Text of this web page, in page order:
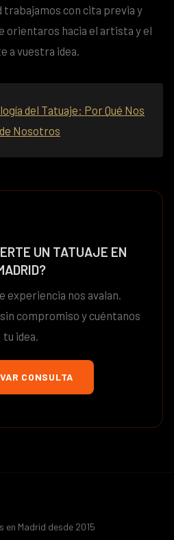
trabajamos con cita previa y
orientaros hacia el artista y el
a vuestra idea.
del Tatuaje: Por Qué Nos
Nosotros
UN TATUAJE EN
experiencia nos avalan.
compromiso y cuéntanos
tu idea.
CONSULTA
Madrid desde 2015